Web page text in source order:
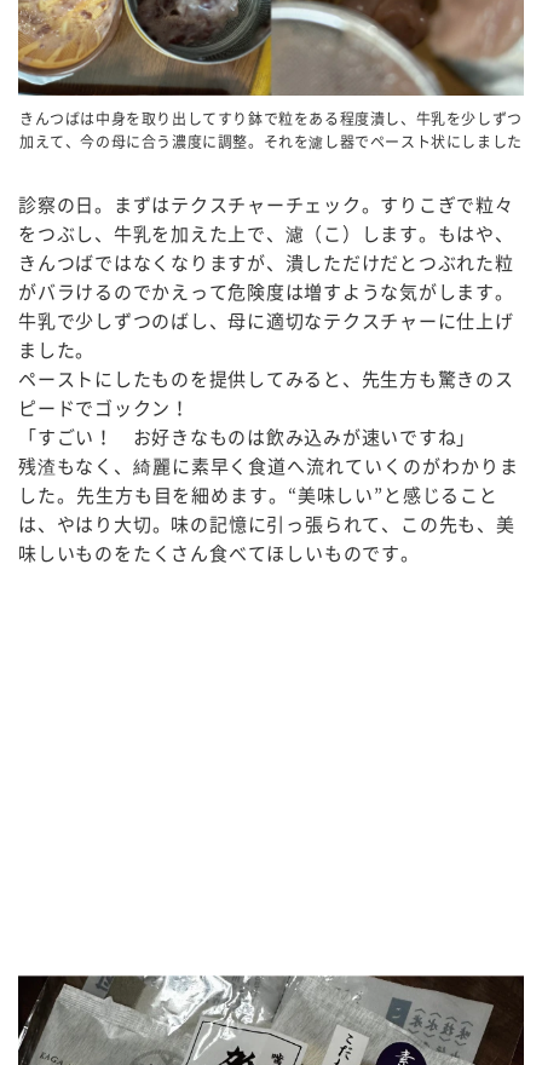
きんつばは中身を取り出してすり鉢で粒をある程度潰し、牛乳を少しずつ
加えて、今の母に合う濃度に調整。それを濾し器でペースト状にしました
診察の日。まずはテクスチャーチェック。すりこぎで粒々
をつぶし、牛乳を加えた上で、濾（こ）します。もはや、
きんつばではなくなりますが、潰しただけだとつぶれた粒
がバラけるのでかえって危険度は増すような気がします。
牛乳で少しずつのばし、母に適切なテクスチャーに仕上げ
ました。
ペーストにしたものを提供してみると、先生方も驚きのス
ピードでゴックン！
「すごい！ お好きなものは飲み込みが速いですね」
残渣もなく、 綺麗に素早く食道へ流れていくのがわかりま
した。先生方も目を細めます。 “美味しい”と感じること
は、やはり大切。味の記憶に引っ張られて、この先も、美
味しいものをたくさん食べてほしいものです。